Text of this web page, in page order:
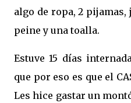
algo de ropa, 2
peiney una toalla.
Estuve 15 días
que por eso es que el
Les hice gastar un